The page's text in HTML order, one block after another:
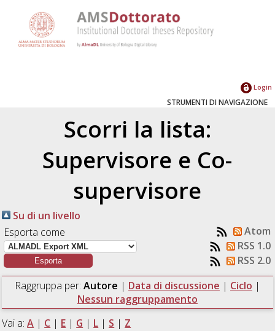
Login
STRUMENTI DI NAVIGAZIONE
Scorri la lista:
Supervisore e Co-
supervisore
Su di un livello
Esporta come
Atom
RSS 1.0
RSS 2.0
Raggruppa per: Autore | Data di discussione | Ciclo |
Nessun raggruppamento
Vai a:A | C | E | G | L | S | Z